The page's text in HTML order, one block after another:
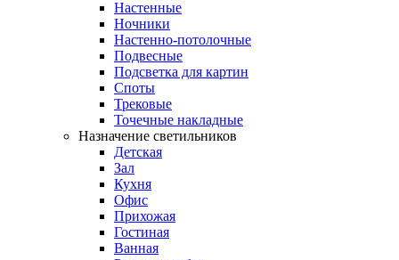
Настенные
Ночники
Настенно-потолочные
Подвесные
Подсветка для картин
Споты
Трековые
Точечные накладные
Назначение светильников
Детская
Зал
Кухня
Офис
Прихожая
Гостиная
Ванная